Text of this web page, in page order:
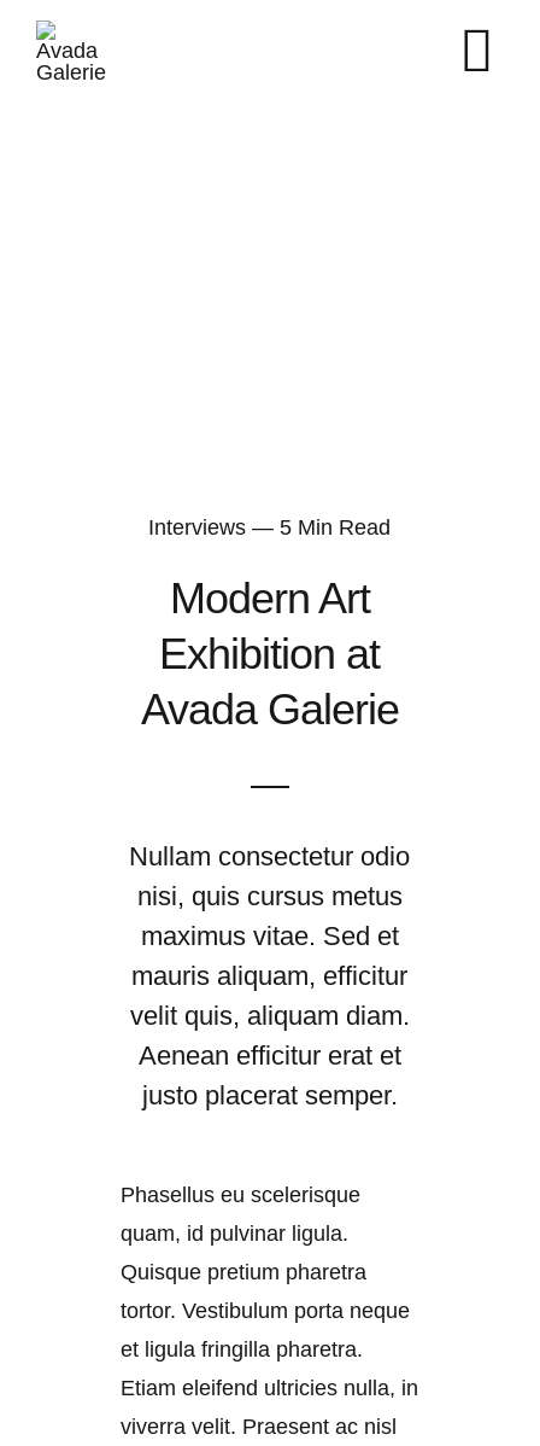
Skip
Interviews — 5 Min Read
Modern Art
Exhibition at
Avada Galerie
Nullam consectetur odio
nisi, quis cursus metus
maximus vitae. Sed et
mauris aliquam, efficitur
velit quis, aliquam diam.
Aenean efficitur erat et
justo placerat semper.
Phasellus eu scelerisque
quam, id pulvinar ligula.
Quisque pretium pharetra
tortor. Vestibulum porta neque
et ligula fringilla pharetra.
Etiam eleifend ultricies nulla, in
viverra velit. Praesent ac nisl